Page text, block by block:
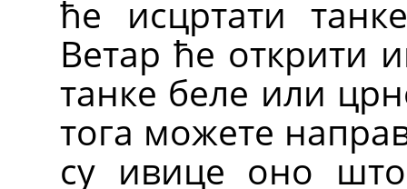
ће исцртати
Ветар ће открити
танке беле или
тога можете
су ивице оно